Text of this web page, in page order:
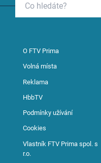
O FTV Prima
Volná místa
Reklama
HbbTV
Podmínky užívání
Cookies
Vlastník FTV Prima spol. s
r.o.